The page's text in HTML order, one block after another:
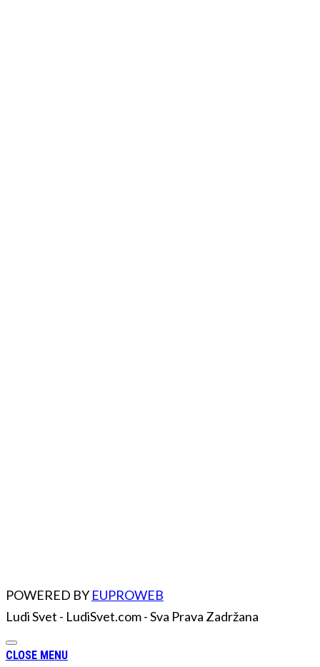
POWERED BYEUPROWEB
Ludi Svet - LudiSvet.com - Sva Prava Zadržana
CLOSE MENU